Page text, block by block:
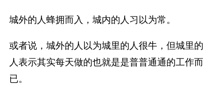
城外的人蜂拥而入，城内的人习以为常。
或者说，城外的人以为城里的人很牛，但城里的
人表示其实每天做的也就是是普普通通的工作而
已。